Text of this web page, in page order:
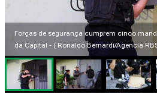
Forças de segurança cumprem cinco
da Capital - ( Ronaldo Bernardi/Agencia